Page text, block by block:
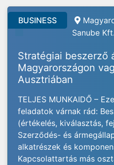
BUSINESS
Sanube Kft.
Stratégiai beszerző
Magyarországon
Ausztriában
TELJES MUNKAIDŐ –
feladatok várnak rád:
(értékelés, kiválasztás,
Szerződés- és
alkatrészek és
Kapcsolattartás más